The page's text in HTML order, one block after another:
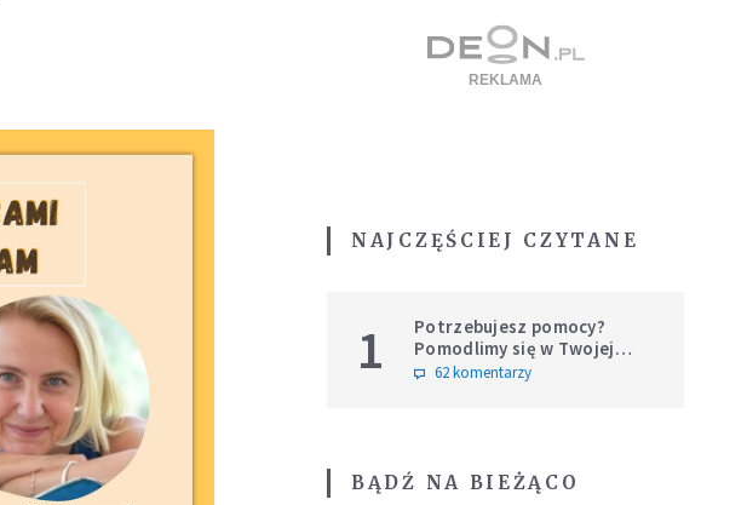
NAJCZĘŚCIEJ CZYTANE
1
Potrzebujesz pomocy?
Pomodlimy się w Twojej
intencji
62 komentarzy
BĄDŹ NA BIEŻĄCO